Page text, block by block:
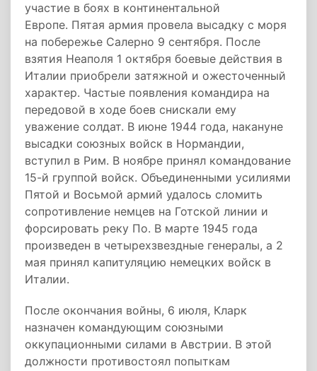
участие в боях в континентальной
Европе. Пятая армия провела высадку с моря
на побережье Салерно 9 сентября. После
взятия Неаполя 1 октября боевые действия в
Италии приобрели затяжной и ожесточенный
характер. Частые появления командира на
передовой в ходе боев снискали ему
уважение солдат. В июне 1944 года, накануне
высадки союзных войск в Нормандии,
вступил в Рим. В ноябре принял командование
15-й группой войск. Объединенными усилиями
Пятой и Восьмой армий удалось сломить
сопротивление немцев на Готской линии и
форсировать реку По. В марте 1945 года
произведен в четырехзвездные генералы, а 2
мая принял капитуляцию немецких войск в
Италии.
После окончания войны, 6 июля, Кларк
назначен командующим союзными
оккупационными силами в Австрии. В этой
должности противостоял попыткам